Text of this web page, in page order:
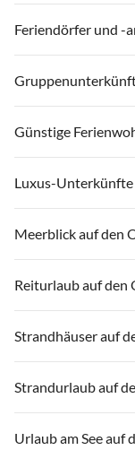
Feriendörfer und -
Günstige
Luxus-Unterkünfte
Meerblick auf den
Reiturlaub auf den
Strandhäuser auf
Strandurlaub auf
Urlaub am See auf